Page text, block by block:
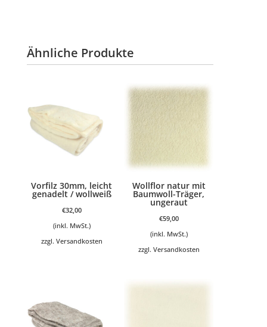
Ähnliche Produkte
Vorfilz 30mm, leicht
genadelt / wollweiß
€32,00
(inkl. MwSt.)
zzgl. Versandkosten
Wollflor natur mit
Baumwoll-Träger,
ungeraut
€59,00
(inkl. MwSt.)
zzgl. Versandkosten